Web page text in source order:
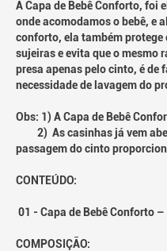
A Capa de Bebê Conforto, foi
onde acomodamos o bebê, e
conforto, ela também
sujeiras e evita que o mesmo
presa apenas pelo cinto, é de
necessidade de lavagem do
Obs: 1) A Capa de Bebê
2) As casinhas já vem
passagem do cinto
CONTEÚDO:
01 - Capa de Bebê Conforto
COMPOSIÇÃO: